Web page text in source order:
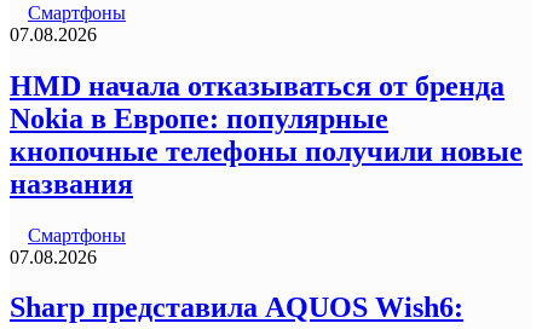
Смартфоны
07.08.2026
HMD начала отказываться от бренда
Nokia в Европе: популярные
кнопочные телефоны получили новые
названия
Смартфоны
07.08.2026
Sharp представила AQUOS Wish6: